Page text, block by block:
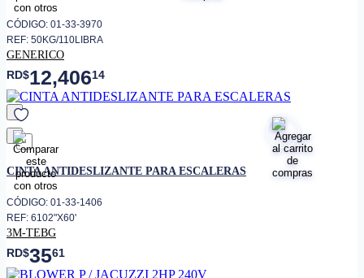
CÓDIGO: 01-33-3970
REF: 50KG/110LIBRA
GENERICO
RD$12,40614
favorito
CINTA ANTIDESLIZANTE PARA ESCALERAS
CÓDIGO: 01-33-1406
REF: 6102"X60'
3M-TEBG
RD$3561